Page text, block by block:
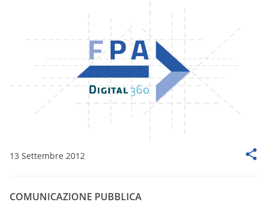
13 Settembre 2012
COMUNICAZIONE PUBBLICA